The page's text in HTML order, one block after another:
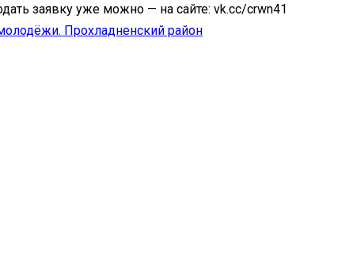
заявку уже можно — на сайте: vk.cc/crwn41
Прохладненский район